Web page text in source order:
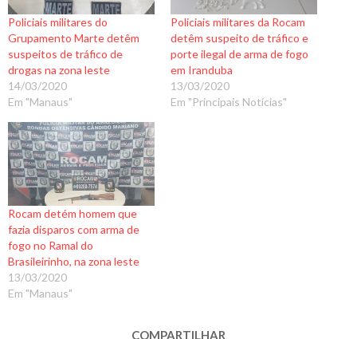
Policiais militares do
Grupamento Marte detêm
suspeitos de tráfico de
drogas na zona leste
14/03/2020
Em "Manaus"
Policiais militares da Rocam
detêm suspeito de tráfico e
porte ilegal de arma de fogo
em Iranduba
13/03/2020
Em "Principais Notícias"
Rocam detém homem que
fazia disparos com arma de
fogo no Ramal do
Brasileirinho, na zona leste
13/03/2020
Em "Manaus"
COMPARTILHAR